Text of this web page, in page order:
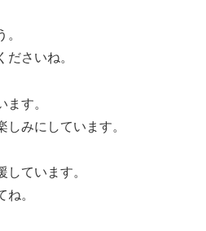
さいね。
ます。
みにしています。
しています。
。